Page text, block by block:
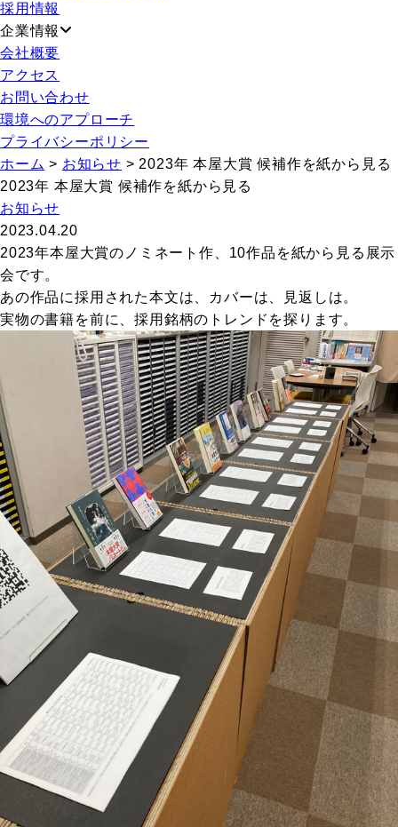
採用情報
企業情報
会社概要
アクセス
お問い合わせ
環境へのアプローチ
プライバシーポリシー
ホーム > お知らせ > 2023年 本屋大賞 候補作を紙から見る
2023年 本屋大賞 候補作を紙から見る
お知らせ
2023.04.20
2023年本屋大賞のノミネート作、10作品を紙から見る展示
会です。
あの作品に採用された本文は、カバーは、見返しは。
実物の書籍を前に、採用銘柄のトレンドを探ります。